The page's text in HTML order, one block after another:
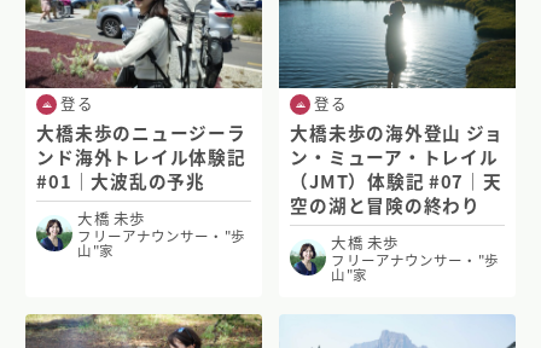
登る
大橋未歩のニュージーラ
ンド海外トレイル体験記
#01｜大波乱の予兆
大橋 未歩
フリーアナウンサー・"歩
山"家
登る
大橋未歩の海外登山 ジョ
ン・ミューア・トレイル
（JMT）体験記 #07｜天
空の湖と冒険の終わり
大橋 未歩
フリーアナウンサー・"歩
山"家